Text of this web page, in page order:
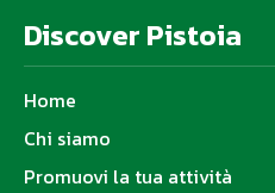
Discover Pistoia
Home
Chi siamo
Promuovi la tua attività